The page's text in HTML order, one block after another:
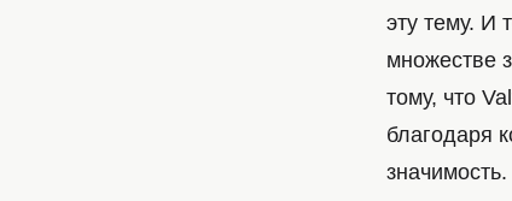
эту тему. И
множестве
тому, что
благодаря
значимость.